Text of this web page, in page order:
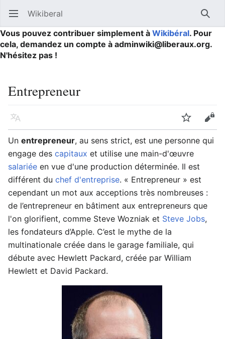
Ouvrir le menu principal Wikiberal
Vous pouvez contribuer simplement à Wikibéral. Pour
cela, demandez un compte à adminwiki@liberaux.org.
N'hésitez pas !
Entrepreneur
Langue Suivre
Un entrepreneur, au sens strict, est une personne qui
engage des capitaux et utilise une main-d'œuvre
salariée en vue d'une production déterminée. Il est
différent du chef d'entreprise. « Entrepreneur » est
cependant un mot aux acceptions très nombreuses :
de l’entrepreneur en bâtiment aux entrepreneurs que
l'on glorifient, comme Steve Wozniak et Steve Jobs,
les fondateurs d’Apple. C’est le mythe de la
multinationale créée dans le garage familiale, qui
débute avec Hewlett Packard, créée par William
Hewlett et David Packard.